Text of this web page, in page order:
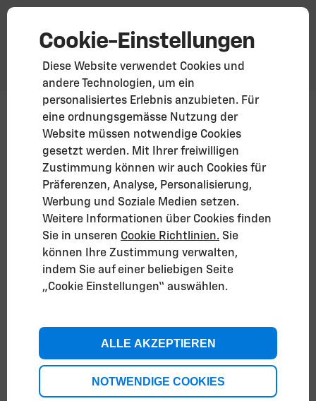
Cookie-Einstellungen
Diese Website verwendet Cookies und
andere Technologien, um ein
personalisiertes Erlebnis anzubieten. Für
eine ordnungsgemässe Nutzung der
Website müssen notwendige Cookies
gesetzt werden. Mit Ihrer freiwilligen
Zustimmung können wir auch Cookies für
Präferenzen, Analyse, Personalisierung,
Werbung und Soziale Medien setzen.
Weitere Informationen über Cookies finden
Sie in unseren Cookie Richtlinien. Sie
können Ihre Zustimmung verwalten,
indem Sie auf einer beliebigen Seite
„Cookie Einstellungen“ auswählen.
ALLE AKZEPTIEREN
NOTWENDIGE COOKIES
Corvette Z06 · Coupé (MY25)
Zusätzliche Preisangaben*
Corvette Z06 entdecken
1 / 3